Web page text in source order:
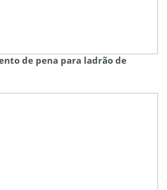
de pena para ladrão de